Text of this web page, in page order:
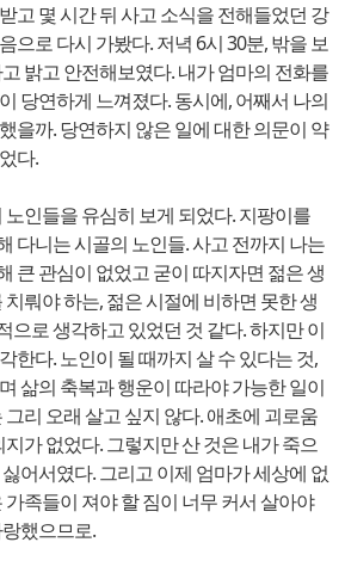
고 몇 시간 뒤 사고 소식을 전해들었던 강
으로 다시 가봤다. 저녁 6시 30분, 밖을 보
밝고 안전해보였다. 내가 엄마의 전화를
당연하게 느껴졌다. 동시에, 어째서 나의
을까. 당연하지 않은 일에 대한 의문이 약
다.
인들을 유심히 보게 되었다. 지팡이를
다니는 시골의 노인들. 사고 전까지 나는
큰 관심이 없었고 굳이 따지자면 젊은 생
뤄야 하는, 젊은 시절에 비하면 못한 생
으로 생각하고 있었던 것 같다. 하지만 이
한다. 노인이 될 때까지 살 수 있다는 것,
삶의 축복과 행운이 따라야 가능한 일이
리 오래 살고 싶지 않다. 애초에 괴로움
가 없었다. 그렇지만 산 것은 내가 죽으
어서였다. 그리고 이제 엄마가 세상에 없
족들이 져야 할 짐이 너무 커서 살아야
했으므로.